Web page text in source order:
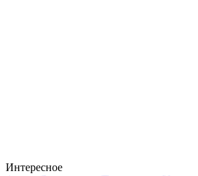
Интересное